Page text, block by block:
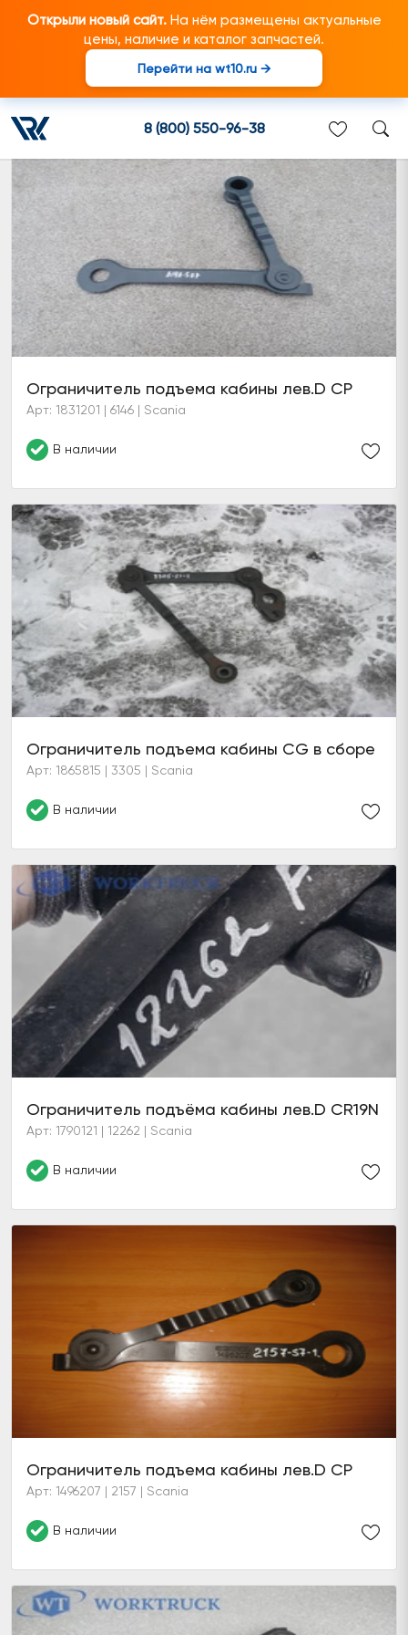
Открыли новый сайт.На нём размещены актуальные
цены, наличие и каталог запчастей.
Перейти на wt10.ru →
8 (800) 550-96-38
Ограничитель подъёма кабины
Ограничитель подъема кабины лев.D CP
Арт: 1831201 | 6146 | Scania
В наличии
Ограничитель подъема кабины CG в сборе
Арт: 1865815 | 3305 | Scania
В наличии
Ограничитель подъёма кабины лев.D CR19N
Арт: 1790121 | 12262 | Scania
В наличии
Ограничитель подъема кабины лев.D CP
Арт: 1496207 | 2157 | Scania
В наличии